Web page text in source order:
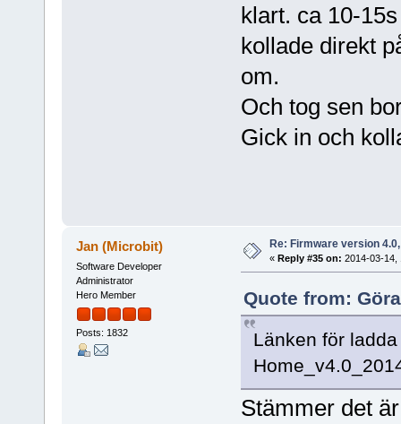
klart. ca 10-
kollade direkt
om.
Och tog sen
Gick in och
Jan (Microbit)
Software Developer
Administrator
Hero Member
Posts: 1832
Re: Firmware version
« Reply #35 on: 2014-03-14,
Quote from:
Länken för
Stämmer det